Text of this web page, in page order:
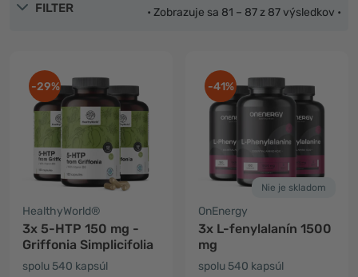
FILTER • Zobrazuje sa 81 – 87 z 87 výsledkov •
-29%
HealthyWorld®
3x 5-HTP 150 mg -
Griffonia Simplicifolia
spolu 540 kapsúl
-41%
Nie je skladom
OnEnergy
3x L-fenylalanín 1500
mg
spolu 540 kapsúl